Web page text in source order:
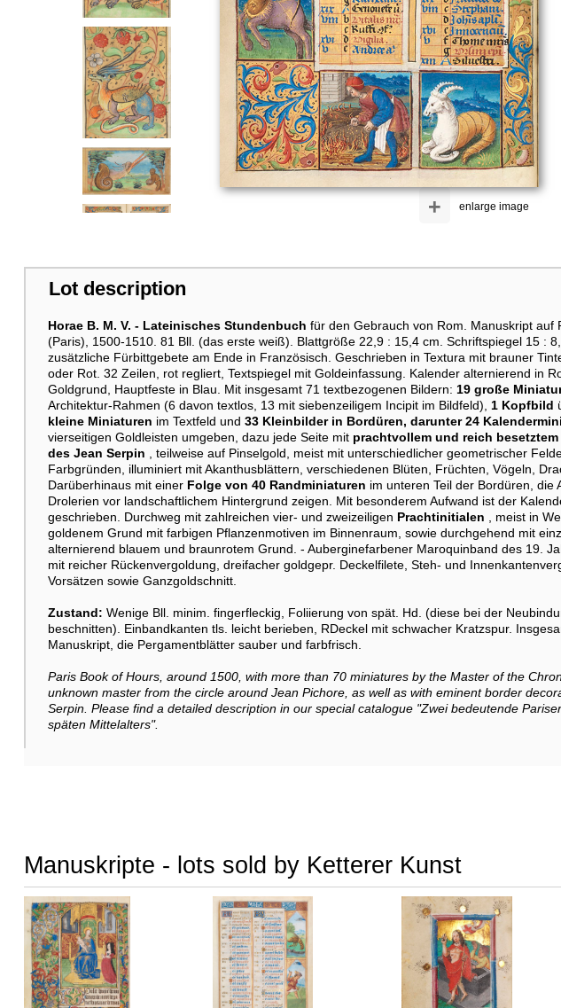
enlarge image
+
Lot description
Horae B. M. V. - Lateinisches Stundenbuch für den Gebrauch von Rom. Manuskript auf
(Paris), 1500-1510. 81 Bll. (das erste weiß). Blattgröße 22,9 : 15,4 cm. Schriftspiegel 15 :
zusätzliche Fürbittgebete am Ende in Französisch. Geschrieben in Textura mit brauner
oder Rot. 32 Zeilen, rot regliert, Textspiegel mit Goldeinfassung. Kalender alternierend in
Goldgrund, Hauptfeste in Blau. Mit insgesamt 71 textbezogenen Bildern: 19 große
Architektur-Rahmen (6 davon textlos, 13 mit siebenzeiligem Incipit im Bildfeld), 1 Kopfbild
kleine Miniaturen im Textfeld und 33 Kleinbilder in Bordüren, darunter 24
vierseitigen Goldleisten umgeben, dazu jede Seite mit prachtvollem und reich
des Jean Serpin , teilweise auf Pinselgold, meist mit unterschiedlicher geometrischer
Farbgründen, illuminiert mit Akanthusblättern, verschiedenen Blüten, Früchten, Vögeln,
Darüberhinaus mit einer Folge von 40 Randminiaturen im unteren Teil der Bordüren, die
Drolerien vor landschaftlichem Hintergrund zeigen. Mit besonderem Aufwand ist der
geschrieben. Durchweg mit zahlreichen vier- und zweizeiligen Prachtinitialen , meist in
goldenem Grund mit farbigen Pflanzenmotiven im Binnenraum, sowie durchgehend mit
alternierend blauem und braunrotem Grund. - Auberginefarbener Maroquinband des 19.
mit reicher Rückenvergoldung, dreifacher goldgepr. Deckelfilete, Steh- und
Vorsätzen sowie Ganzgoldschnitt.
Zustand: Wenige Bll. minim. fingerfleckig, Foliierung von spät. Hd. (diese bei der
beschnitten). Einbandkanten tls. leicht berieben, RDeckel mit schwacher Kratzspur.
Manuskript, die Pergamentblätter sauber und farbfrisch.
Paris Book of Hours, around 1500, with more than 70 miniatures by the Master of the
unknown master from the circle around Jean Pichore, as well as with eminent border
Serpin. Please find a detailed description in our special catalogue "Zwei bedeutende
späten Mittelalters".
Manuskripte - lots sold by Ketterer Kunst